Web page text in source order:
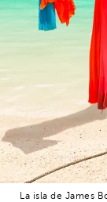
La isla de James